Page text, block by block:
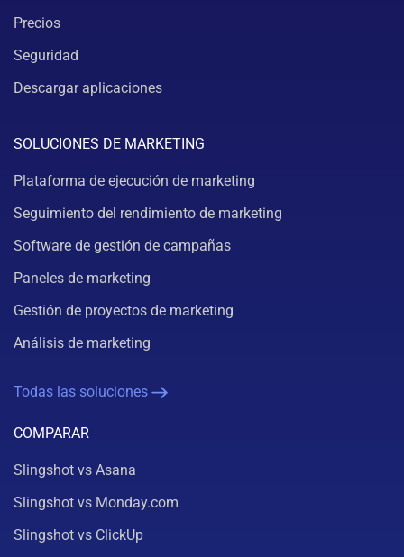
Precios
Seguridad
Descargar aplicaciones
SOLUCIONES DE MARKETING
Plataforma de ejecución de marketing
Seguimiento del rendimiento de marketing
Software de gestión de campañas
Paneles de marketing
Gestión de proyectos de marketing
Análisis de marketing
Todas las soluciones
COMPARAR
Slingshot vs Asana
Slingshot vs Monday.com
Slingshot vs ClickUp